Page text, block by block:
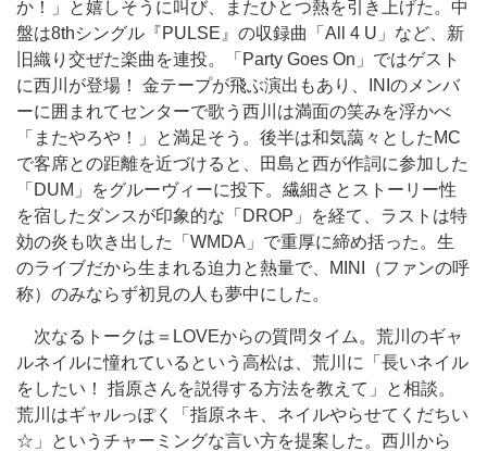
か！」と嬉しそうに叫び、またひとつ熱を引き上げた。中
盤は8thシングル『PULSE』の収録曲「All 4 U」など、新
旧織り交ぜた楽曲を連投。「Party Goes On」ではゲスト
に西川が登場！ 金テープが飛ぶ演出もあり、INIのメンバ
ーに囲まれてセンターで歌う西川は満面の笑みを浮かべ
「またやろや！」と満足そう。後半は和気藹々としたMC
で客席との距離を近づけると、田島と西が作詞に参加した
「DUM」をグルーヴィーに投下。繊細さとストーリー性
を宿したダンスが印象的な「DROP」を経て、ラストは特
効の炎も吹き出した「WMDA」で重厚に締め括った。生
のライブだから生まれる迫力と熱量で、MINI（ファンの呼
称）のみならず初見の人も夢中にした。
次なるトークは＝LOVEからの質問タイム。荒川のギャ
ルネイルに憧れているという高松は、荒川に「長いネイル
をしたい！ 指原さんを説得する方法を教えて」と相談。
荒川はギャルっぽく「指原ネキ、ネイルやらせてくだちい
☆」というチャーミングな言い方を提案した。西川から